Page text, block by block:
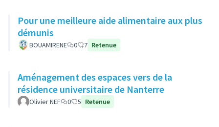
Pour une meilleure aide alimentaire aux plus
démunis
BOUAMIRENE 0 7 Retenue
Aménagement des espaces vers de la
résidence universitaire de Nanterre
Olivier NEF 0 5 Retenue